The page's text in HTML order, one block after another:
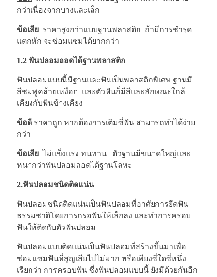
กว่าเนื่องจากบางและเล็ก
ข้อเสีย ราคาสูงกว่าแบบฐานพลาสติก ถ้ามีการชำรุด
แตกหัก จะซ่อมแซมได้ยากกว่า
1.2 ฟันปลอมถอดได้ฐานพลาสติก
ฟันปลอมแบบนี้มีฐานและฟันเป็นพลาสติกพิเศษ ฐานมี
สีชมพูคล้ายเหงือก และตัวฟันก็มีสีและลักษณะใกล้
เคียงกับฟันข้างเคียง
ข้อดี ราคาถูก หากต้องการเติมซี่ฟัน สามารถทำได้ง่าย
กว่า
ข้อเสีย ไม่แข็งแรง ทนทาน ตัวฐานมีขนาดใหญ่และ
หนากว่าฟันปลอมถอดได้ฐานโลหะ
2.ฟันปลอมชนิดติดแน่น
ฟันปลอมชนิดติดแน่นเป็นฟันปลอมที่อาศัยการยึดฟัน
ธรรมชาติโดยการกรอฟันให้เล็กลง และทำการครอบ
ฟันให้ติดกับตัวฟันปลอม
ฟันปลอมแบบติดแน่นเป็นฟันปลอมที่สร้างขึ้นมาเพื่อ
ซ่อมแซมฟันที่สูญเสียไปไม่มาก หรือเพียงซี่ใดซี่หนึ่ง
เรียกว่า การครอบฟัน ซึ่งฟันปลอมแบบนี้ ยังมีด้วยกันอีก